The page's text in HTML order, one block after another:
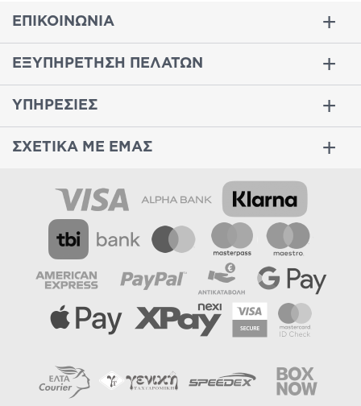
ΕΠΙΚΟΙΝΩΝΙΑ
ΕΞΥΠΗΡΕΤΗΣΗ ΠΕΛΑΤΩΝ
ΥΠΗΡΕΣΙΕΣ
ΣΧΕΤΙΚΑ ΜΕ ΕΜΑΣ